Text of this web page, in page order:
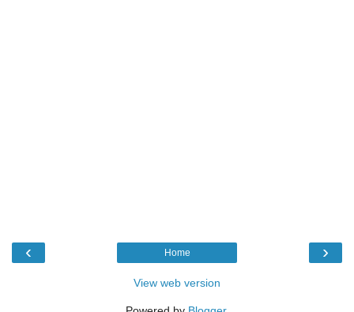
‹ ›
Home
View web version